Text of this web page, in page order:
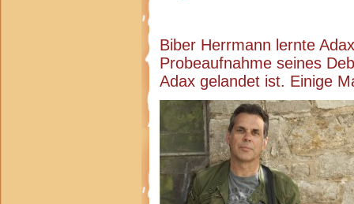
Biber Herrmann lernte
Probeaufnahme seines
Adax gelandet ist. Einige